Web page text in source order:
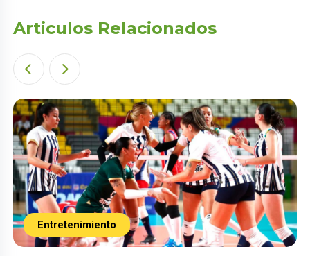
Articulos Relacionados
Entretenimiento